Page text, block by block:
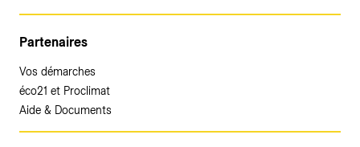
Partenaires
Vos démarches
éco21 et Proclimat
Aide & Documents